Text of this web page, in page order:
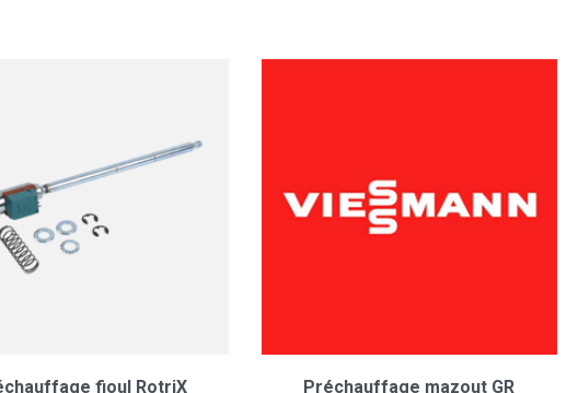
fioul RotriX
Préchauffage mazout GR